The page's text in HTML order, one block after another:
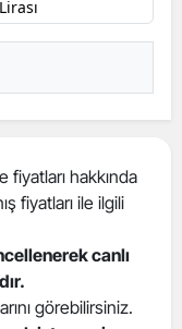
fiyatları hakkında
fiyatları ile ilgili
canlı
görebilirsiniz.